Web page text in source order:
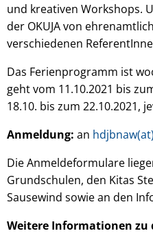
und kreativen Workshops.
der OKUJA von
verschiedenen
Das Ferienprogramm ist
geht vom 11.10.2021 bis
18.10. bis zum 22.10.2021,
Anmeldung: an
Die Anmeldeformulare
Grundschulen, den Kitas
Sausewind sowie an den
Weitere Informationen zu